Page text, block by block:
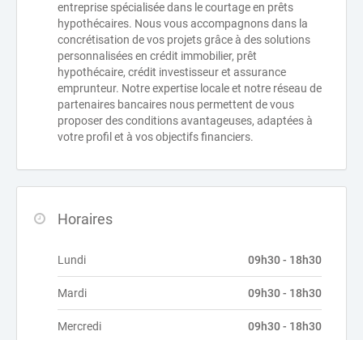
entreprise spécialisée dans le courtage en prêts
hypothécaires. Nous vous accompagnons dans la
concrétisation de vos projets grâce à des solutions
personnalisées en crédit immobilier, prêt
hypothécaire, crédit investisseur et assurance
emprunteur. Notre expertise locale et notre réseau de
partenaires bancaires nous permettent de vous
proposer des conditions avantageuses, adaptées à
votre profil et à vos objectifs financiers.
Horaires
Lundi 09h30 - 18h30
Mardi 09h30 - 18h30
Mercredi 09h30 - 18h30